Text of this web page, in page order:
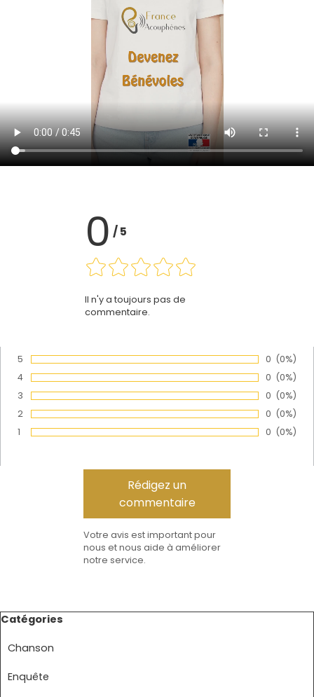
0 /5
Il n'y a toujours pas de
commentaire.
Vote :
5 Nombre
0 (0%)
Vote :
4 Nombre
0 (0%)
Vote :
3 Nombre
0 (0%)
Vote :
2 Nombre
0 (0%)
Vote :
1 Nombre
0 (0%)
Votre avis est important pour
nous et nous aide à améliorer
notre service.
Sauter le bloc Catégories
Catégories
Chanson
Enquête